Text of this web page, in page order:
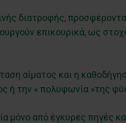
διατροφής,
επικουρικά, ως
αίματος και η
ή την « πολυφωνία »της
μόνο από έγκυρες πηγές